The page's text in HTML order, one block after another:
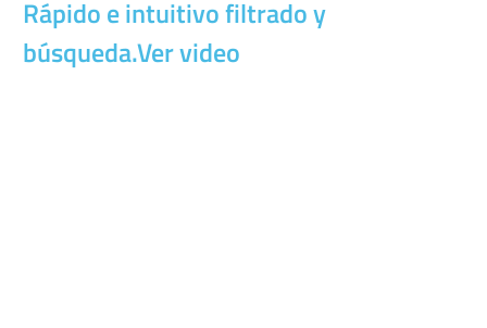
Rápido e intuitivo filtrado y
búsqueda.Ver video